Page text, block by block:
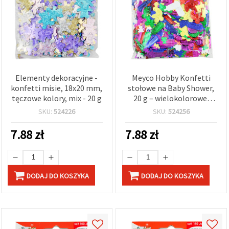
Elementy dekoracyjne -
konfetti misie, 18x20 mm,
tęczowe kolory, mix - 20 g
SKU: 524226
7.88zł
DODAJ DO KOSZYKA
Meyco Hobby Konfetti
stołowe na Baby Shower,
20 g – wielokolorowe,
błyszczące – mix
misiów i kaczuszek –
dekoracje do kartek,
cardmakingu,
scrapbookingu i
SKU: 524256
7.88zł
DODAJ DO KOSZYKA